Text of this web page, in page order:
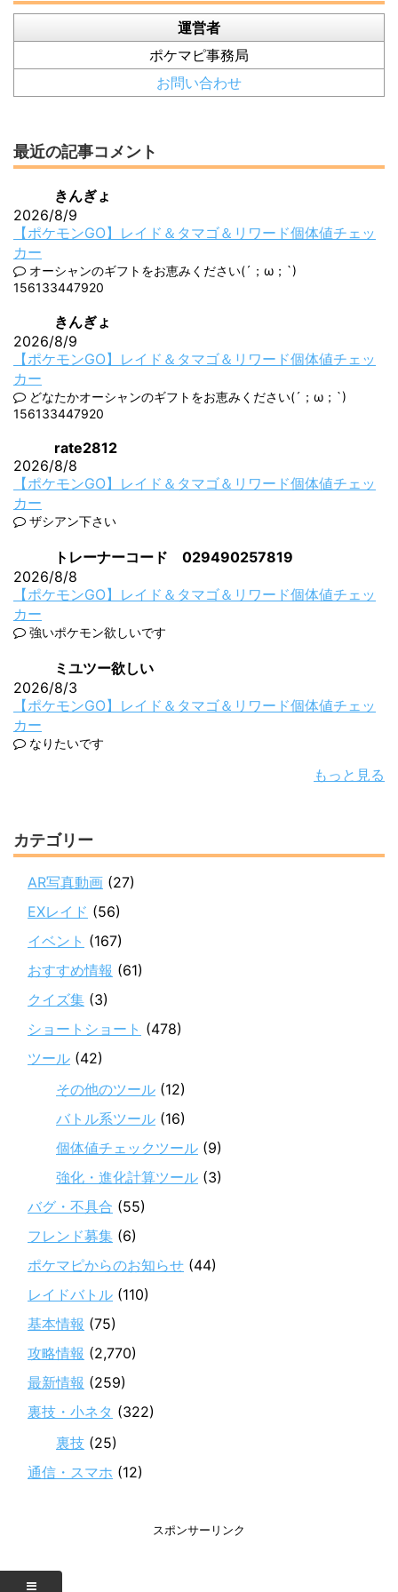
運営者
ポケマピ事務局
お問い合わせ
最近の記事コメント
きんぎょ
2026/8/9
【ポケモンGO】レイド＆タマゴ＆リワード個体値チェッ
カー
オーシャンのギフトをお恵みください(´；ω；`)
156133447920
きんぎょ
2026/8/9
【ポケモンGO】レイド＆タマゴ＆リワード個体値チェッ
カー
どなたかオーシャンのギフトをお恵みください(´；ω；`)
156133447920
rate2812
2026/8/8
【ポケモンGO】レイド＆タマゴ＆リワード個体値チェッ
カー
ザシアン下さい
トレーナーコード 029490257819
2026/8/8
【ポケモンGO】レイド＆タマゴ＆リワード個体値チェッ
カー
強いポケモン欲しいです
ミユツー欲しい
2026/8/3
【ポケモンGO】レイド＆タマゴ＆リワード個体値チェッ
カー
なりたいです
もっと見る
カテゴリー
AR写真動画 (27)
EXレイド (56)
イベント (167)
おすすめ情報 (61)
クイズ集 (3)
ショートショート (478)
ツール (42)
その他のツール (12)
バトル系ツール (16)
個体値チェックツール (9)
強化・進化計算ツール (3)
バグ・不具合 (55)
フレンド募集 (6)
ポケマピからのお知らせ (44)
レイドバトル (110)
基本情報 (75)
攻略情報 (2,770)
最新情報 (259)
裏技・小ネタ (322)
裏技 (25)
通信・スマホ (12)
スポンサーリンク